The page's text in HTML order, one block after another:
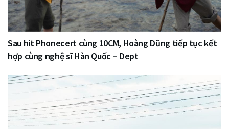
Sau hit Phonecert cùng 10CM, Hoàng Dũng tiếp tục kết
hợp cùng nghệ sĩ Hàn Quốc – Dept